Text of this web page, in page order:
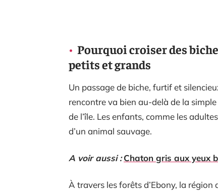
Pourquoi croiser des
petits et grands
Un passage de biche, furtif et
rencontre va bien au-delà de la
de l’île. Les enfants, comme les
d’un animal sauvage.
A voir aussi : Chaton gris aux yeux
À travers les forêts d’Ebony, la